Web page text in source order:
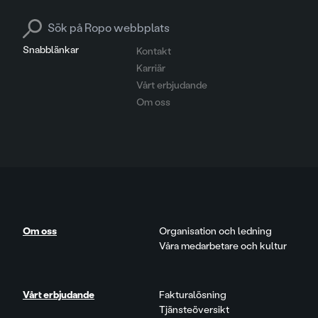
Snabblänkar
Kontakt
Karriär
Vårt erbjudande
Om oss
Search for:
Om oss
Organisation och ledning
Våra medarbetare och kultur
Vårt erbjudande
Fakturalösning
Tjänsteöversikt